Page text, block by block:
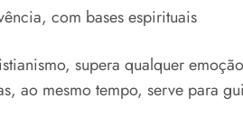
com bases espirituais
supera qualquer
ao mesmo tempo, serve para